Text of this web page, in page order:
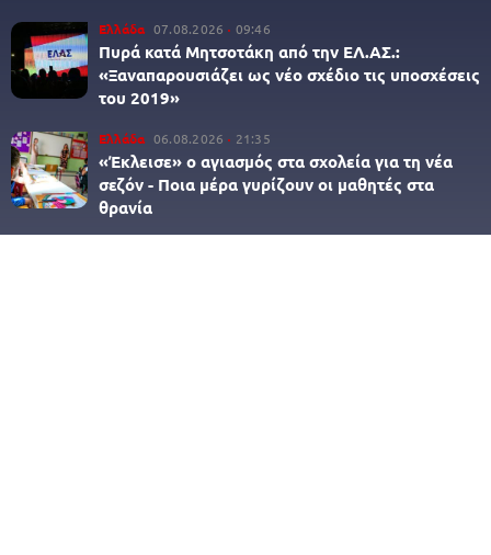
Ελλάδα 07.08.2026 09:46
Πυρά κατά Μητσοτάκη από την ΕΛ.ΑΣ.:
«Ξαναπαρουσιάζει ως νέο σχέδιο τις υποσχέσεις
του 2019»
Ελλάδα 06.08.2026 21:35
«Έκλεισε» ο αγιασμός στα σχολεία για τη νέα
σεζόν - Ποια μέρα γυρίζουν οι μαθητές στα
θρανία